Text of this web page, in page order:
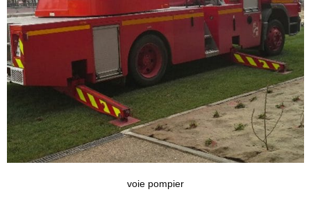
voie pompier